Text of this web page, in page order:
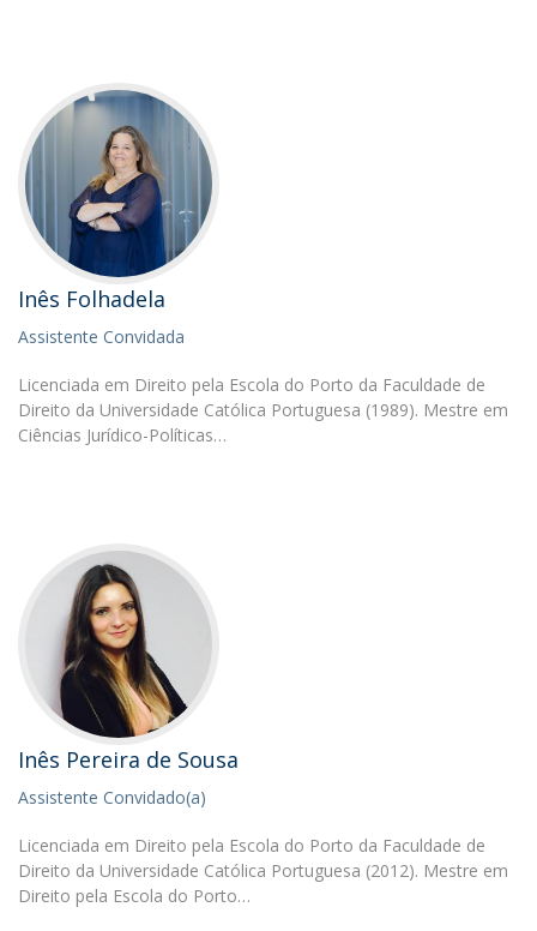
Inês Folhadela
Assistente Convidada
Licenciada em Direito pela Escola do Porto da Faculdade de
Direito da Universidade Católica Portuguesa (1989). Mestre em
Ciências Jurídico-Políticas…
Inês Pereira de Sousa
Assistente Convidado(a)
Licenciada em Direito pela Escola do Porto da Faculdade de
Direito da Universidade Católica Portuguesa (2012). Mestre em
Direito pela Escola do Porto…